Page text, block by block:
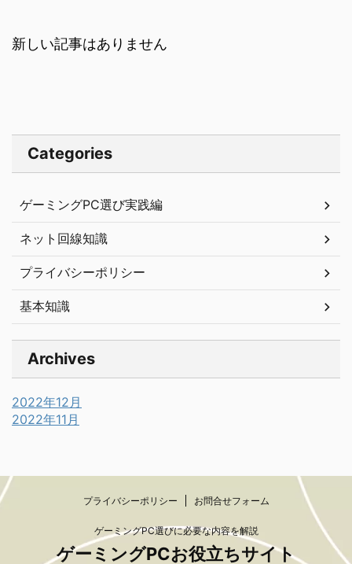
新しい記事はありません
Categories
ゲーミングPC選び実践編
ネット回線知識
プライバシーポリシー
基本知識
Archives
2022年12月
2022年11月
プライバシーポリシー お問合せフォーム
ゲーミングPC選びに必要な内容を解説
ゲーミングPCお役立ちサイト